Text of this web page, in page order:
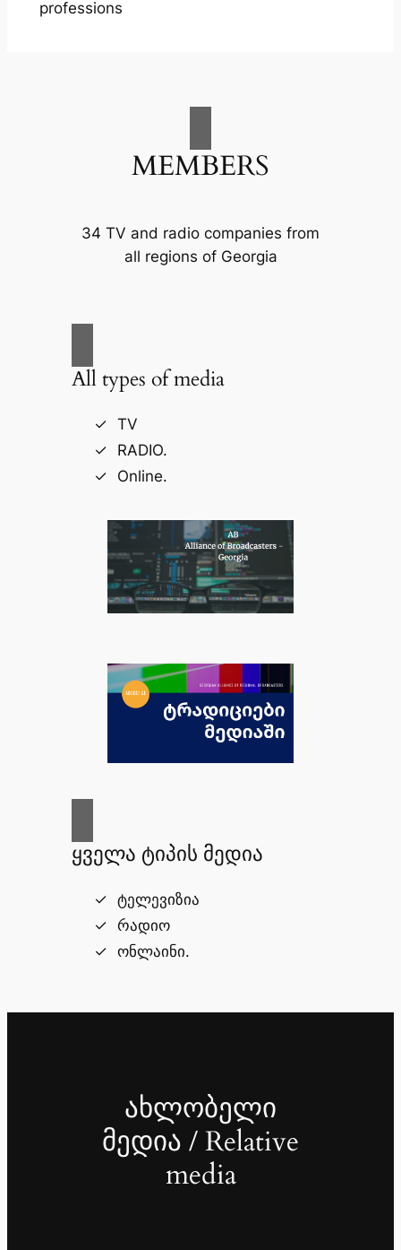
professions
MEMBERS
34 TV and radio companies from
all regions of Georgia
All types of media
TV
RADIO.
Online.
ყველა ტიპის მედია
ტელევიზია
რადიო
ონლაინი.
ახლობელი
მედია / Relative
media